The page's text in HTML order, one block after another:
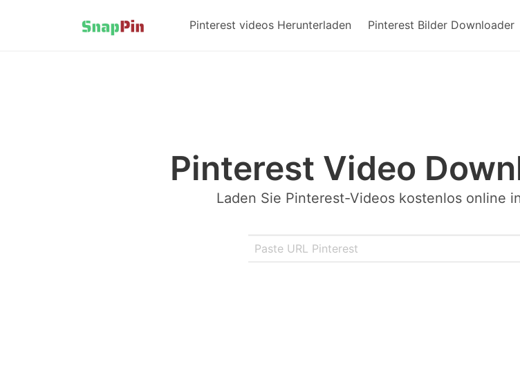
Pinterest videos Herunterladen Pinterest Bilder Downloader
Pinterest Video
Laden Sie Pinterest-Videos kostenlos online